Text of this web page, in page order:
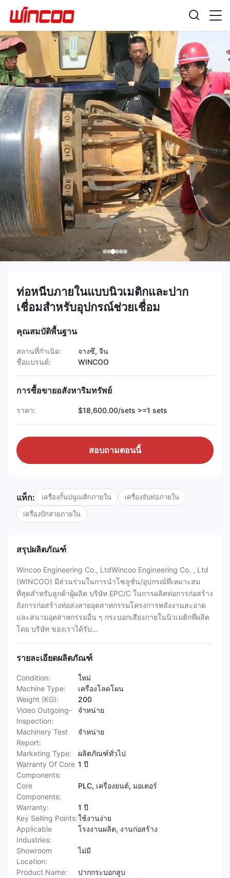
ท่อหนีบภายในแบบนิวเมติกและปาก
เชื่อมสำหรับอุปกรณ์ช่วยเชื่อม
คุณสมบัติพื้นฐาน
สถานที่กำเนิด:
จางซึ, จีน
ชื่อแบรนด์:
WINCOO
การซื้อขายอสังหาริมทรัพย์
ราคา: $18,600.00/sets >=1 sets
สอบถามตอนนี้
แท็ก: เครื่องกั้นปนูเมติกภายใน เครื่องจับท่อภายใน
เครื่องปักสายภายใน
สรุปผลิตภัณฑ์
Wincoo Engineering Co., LtdWincoo Engineering Co. , Ltd
(WINCOO) มีส่วนร่วมในการนำโซลูชั่น/อุปกรณ์ที่เหมาะสม
ที่สุดสำหรับลูกค้าผู้ผลิต บริษัท EPC/C ในการผลิตท่อการก่อสร้าง
ถังการก่อสร้างท่อส่งสายอุตสาหกรรมโครงการพลังงานสะอาด
และสนามอุตสาหกรรมอื่น ๆ กระบอกเสียงภายในนิวเมติกที่ผลิต
โดย บริษัท ของเราได้รับ...
รายละเอียดผลิตภัณฑ์
Condition:
ใหม่
Machine Type:
เครื่องโลดโผน
Weight (KG):
200
Video Outgoing-
Inspection:
จําหน่าย
Machinery Test
Report:
จําหน่าย
Marketing Type:
ผลิตภัณฑ์ทั่วไป
Warranty Of Core
Components:
1 ปี
Core
Components:
PLC, เครื่องยนต์, มอเตอร์
Warranty:
1 ปี
Key Selling Points:ใช้งานง่าย
Applicable
Industries:
โรงงานผลิต, งานก่อสร้าง
Showroom
Location:
ไม่มี
Product Name:
ปากกระบอกสูบ